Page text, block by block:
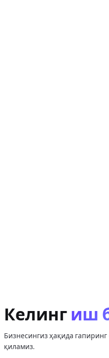
Келинг иш
Бизнесингиз ҳақида
қиламиз.